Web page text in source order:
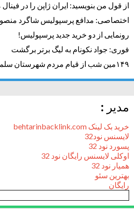
از قول من بنویسید: ایران ژاپن را در
اختصاصی: مدافع پرسپولیس شاگرد
رونمایی از دو خرید جدید پرسپولیس!
فوری: جواد نکونام به لیگ برتر برگشت
۱۴۹مین شب از قیام مردم شهرستان سلماس در راستای خونخواهی رهبر شهید + تصاویر
مدیر :
خرید بک لینک behtarinbacklink.com
لایسنس نود32
پسورد نود 32
اوکلی لایسنس رایگان نود 32
همیار نود 32
بهترین سئو
رایگان